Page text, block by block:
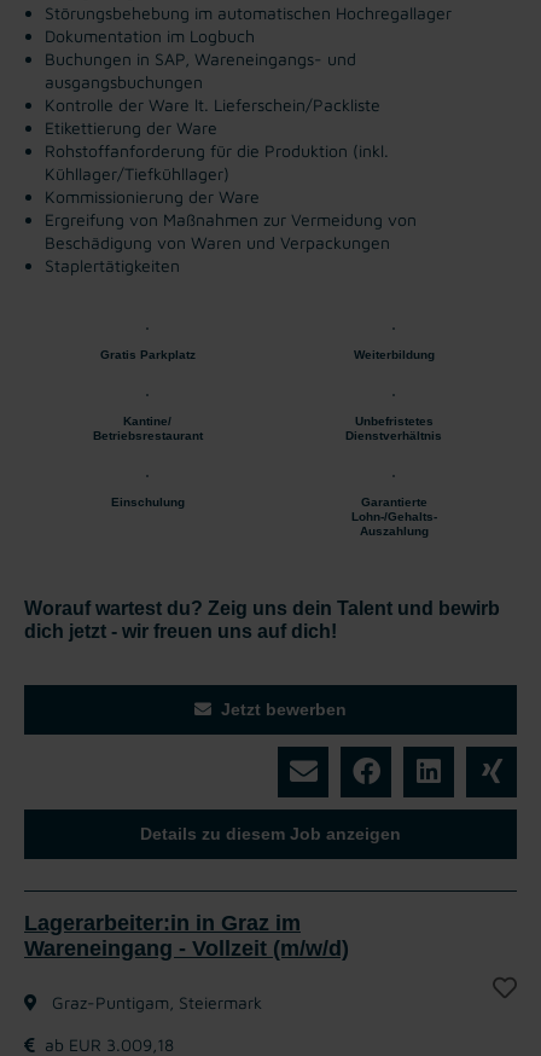
Störungsbehebung im automatischen Hochregallager
Dokumentation im Logbuch
Buchungen in SAP, Wareneingangs- und
ausgangsbuchungen
Kontrolle der Ware lt. Lieferschein/Packliste
Etikettierung der Ware
Rohstoffanforderung für die Produktion (inkl.
Kühllager/Tiefkühllager)
Kommissionierung der Ware
Ergreifung von Maßnahmen zur Vermeidung von
Beschädigung von Waren und Verpackungen
Staplertätigkeiten
Gratis Parkplatz Weiterbildung
Kantine/
Betriebsrestaurant
Unbefristetes
Dienstverhältnis
Einschulung
Garantierte
Lohn-/Gehalts-
Auszahlung
Worauf wartest du? Zeig uns dein Talent und bewirb
dich jetzt - wir freuen uns auf dich!
Jetzt bewerben
Details zu diesem Job anzeigen
Lagerarbeiter:in in Graz im
Wareneingang - Vollzeit (m/w/d)
Graz-Puntigam, Steiermark
ab EUR 3.009,18